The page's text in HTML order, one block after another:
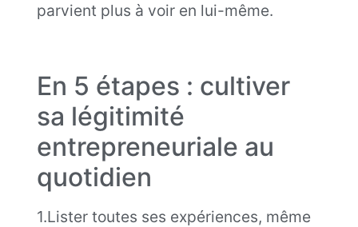
parvient plus à voir en lui-même.
En 5 étapes : cultiver
sa légitimité
entrepreneuriale au
quotidien
1.Lister toutes ses expériences, même